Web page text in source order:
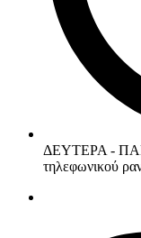
ΔΕΥΤΕΡΑ -
τηλεφωνικού